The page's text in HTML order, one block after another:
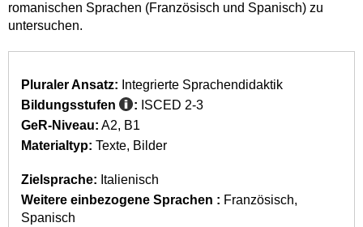
romanischen Sprachen (Französisch und Spanisch) zu
untersuchen.
Pluraler Ansatz: Integrierte Sprachendidaktik
Bildungsstufen
: ISCED 2-3
GeR-Niveau: A2
B1
Materialtyp: Texte Bilder
Zielsprache: Italienisch
Weitere einbezogene Sprachen : Französisch
Spanisch